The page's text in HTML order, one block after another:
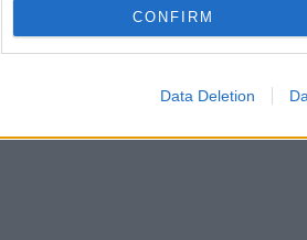
I want to allow Google to enable
I want to allow Google to enable
I want to allow Google to enable
CONFIRM
Data Deletion
rossz malom zakatol: az unalom”.
Manapság a malom maga a titokzatos
világ, nem csoda, hogy ahol megmaradt,